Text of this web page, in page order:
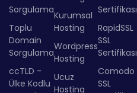
Sorgulama
Toplu
Domain
Sorgulama
ccTLD -
Ülke Kodlu
Kurumsal
Hosting
Wordpress
Hosting
Ucuz
Hosting
Sertifikası
RapidSSL
SSL
Sertifikası
Comodo
SSL